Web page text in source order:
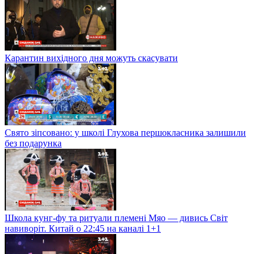
Карантин вихідного дня можуть скасувати
Свято зіпсовано: у школі Глухова першокласника залишили
без подарунка
Школа кунг-фу та ритуали племені Мяо — дивись Світ
навиворіт. Китай о 22:45 на каналі 1+1